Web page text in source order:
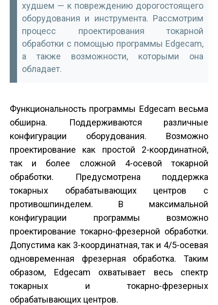
худшем — к повреждению дорогостоящего
оборудования и инструмента. Рассмотрим
процесс проектирования токарной
обработки с помощью программы Edgecam,
а также возможности, которыми она
обладает.
Функциональность программы Edgecam весьма
обширна. Поддерживаются различные
конфигурации оборудования. Возможно
проектирование как простой 2-координатной,
так и более сложной 4-осевой токарной
обработки. Предусмотрена поддержка
токарных обрабатывающих центров с
противошпинделем. В максимальной
конфигурации программы возможно
проектирование токарно-фрезерной обработки.
Допустима как 3-координатная, так и 4/5-осевая
одновременная фрезерная обработка. Таким
образом, Edgecam охватывает весь спектр
токарных и токарно-фрезерных
обрабатывающих центров.